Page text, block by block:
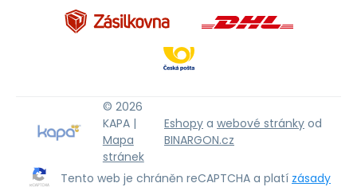
© 2026
KAPA |
Mapa
stránek
Eshopy a webové stránky od
BINARGON.cz
Tento web je chráněn reCAPTCHA a platí zásady